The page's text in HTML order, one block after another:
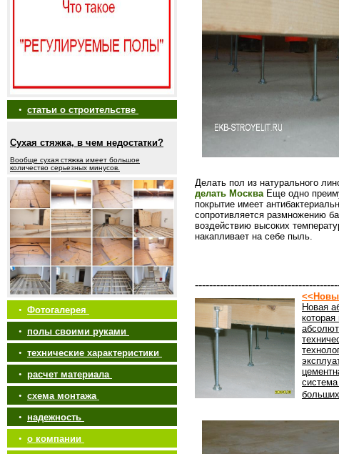
• статьи о строительстве
Сухая стяжка, в чем недостатки?
Вообще сухая стяжка имеет большое
количество серьезных минусов.
• Фотогалерея
• полы своими руками
• технические характеристики
• расчет материала
• схема монтажа
• надежность
• о компании
Делать пол из натурального
делать МоскваЕще одно
покрытие имеет
сопротивляется размножению
воздействию высоких
накапливает на себе пыль.
Новая